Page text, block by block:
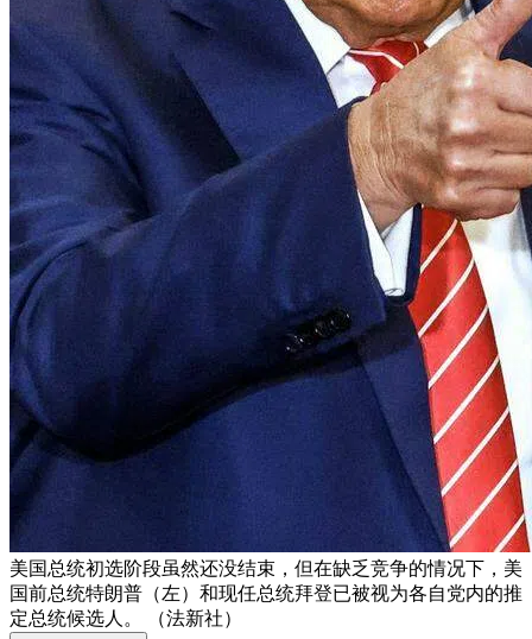
美国总统初选阶段虽然还没结束，但在缺乏竞争的情况下，美
国前总统特朗普（左）和现任总统拜登已被视为各自党内的推
定总统候选人。 （法新社）